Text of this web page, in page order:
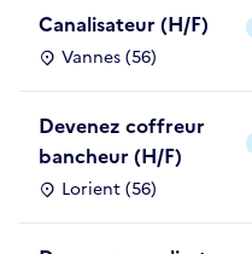
Canalisateur (H/F)
Vannes (56)
Devenez coffreur
bancheur (H/F)
Lorient (56)